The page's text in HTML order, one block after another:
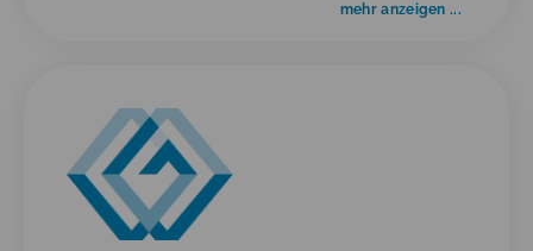
mehr anzeigen ...